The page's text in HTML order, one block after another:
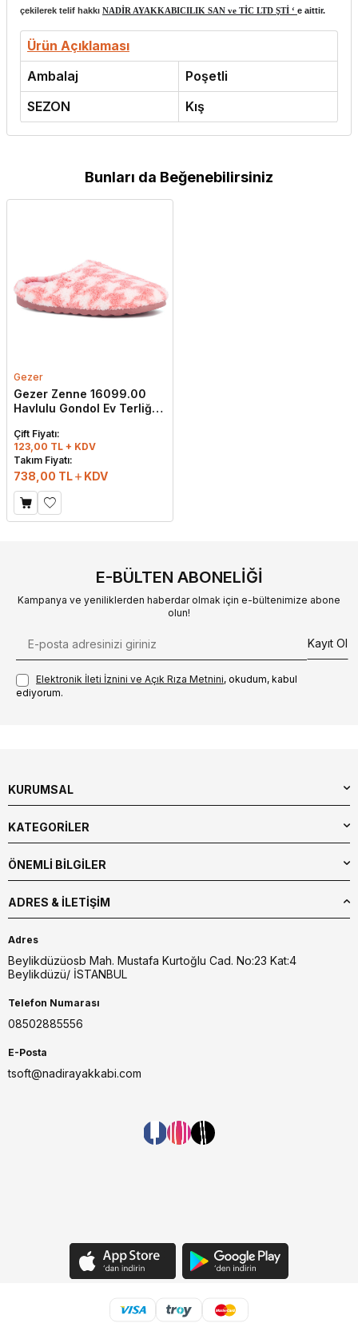
çekilerek telif hakkı NADİR AYAKKABICILIK SAN ve TİC LTD ŞTİ ‘ e aittir.
Ürün Açıklaması
Ambalaj
Poşetli
SEZON
Kış
Bunları da Beğenebilirsiniz
Gezer
Gezer Zenne 16099.00
Havlulu Gondol Ev Terliği
Çift Fiyatı:
123,00 TL + KDV
Takım Fiyatı:
738,00 TL KDV
E-BÜLTEN ABONELIĞI
Kampanya ve yeniliklerden haberdar olmak için e-bültenimize abone
olun!
Kayıt Ol
Elektronik İleti İzni‌ni ve Açık Rıza Metni‌ni, okudum, kabul
ediyorum.
KURUMSAL
KATEGORİLER
ÖNEMLİ BİLGİLER
ADRES & İLETIŞIM
Adres
Beylikdüzüosb Mah. Mustafa Kurtoğlu Cad. No:23 Kat:4
Beylikdüzü/ İSTANBUL
Telefon Numarası
08502885556
E-Posta
tsoft@nadirayakkabi.com